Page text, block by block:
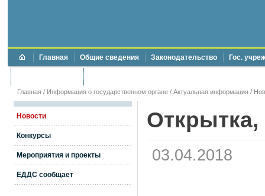
Главная Общие сведения Законодательство Гос.
Главная / Информация о государственном органе / Актуальная информация /
Новости
Конкурсы
Мероприятия и проекты
ЕДДС сообщает
Открытка,
03.04.2018